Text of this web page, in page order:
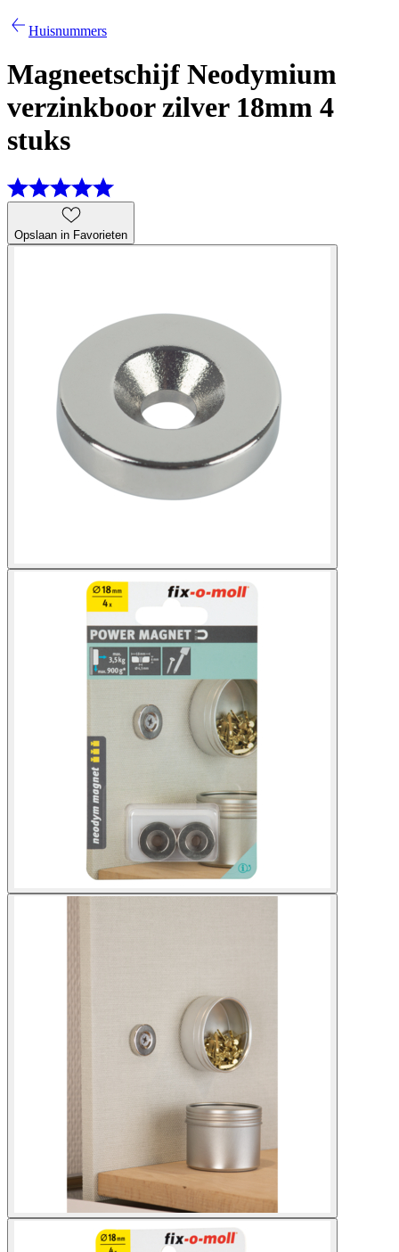
Huisnummers
Magneetschijf Neodymium
verzinkboor zilver 18mm 4
stuks
Opslaan in Favorieten